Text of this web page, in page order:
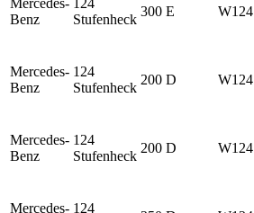
Mercedes-
Benz
124
Stufenheck
300 E W124
Mercedes-
Benz
124
Stufenheck
200 D W124
Mercedes-
Benz
124
Stufenheck
200 D W124
Mercedes- 124